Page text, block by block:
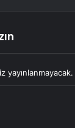
yayınlanmayacak.